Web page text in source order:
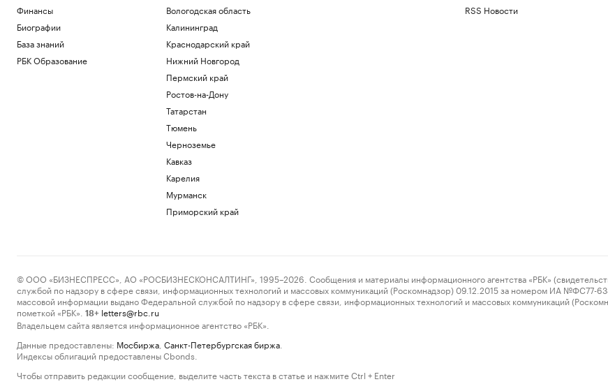
Финансы
Биографии
База знаний
РБК Образование
Вологодская область
Калининград
Краснодарский край
Нижний Новгород
Пермский край
Ростов-на-Дону
Татарстан
Тюмень
Черноземье
Кавказ
Карелия
Мурманск
Приморский край
RSS Новости
© ООО «БИЗНЕСПРЕСС», АО «РОСБИЗНЕСКОНСАЛТИНГ», 1995–2026. Сообщения и материалы информационного агентства «РБК»
службой по надзору в сфере связи, информационных технологий и массовых коммуникаций (Роскомнадзор) 09.12.2015 за номером ИА №ФС77-
массовой информации выдано Федеральной службой по надзору в сфере связи, информационных технологий и массовых коммуникаций
пометкой «РБК».
18+ letters@rbc.ru
Владельцем сайта является информационное агентство «РБК».
Данные предоставлены: Мосбиржа Санкт-Петербургская биржа
Индексы облигаций предоставлены Cbonds.
Чтобы отправить редакции сообщение, выделите часть текста в статье и нажмите Ctrl + Enter